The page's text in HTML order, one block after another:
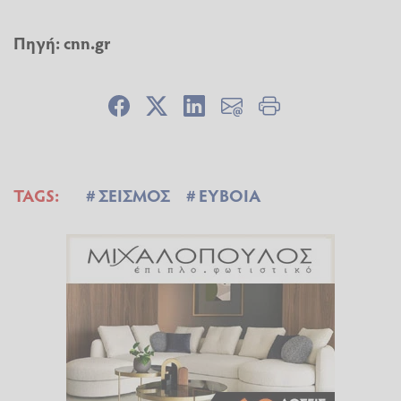
Πηγή: cnn.gr
TAGS: ΣΕΙΣΜΟΣ ΕΥΒΟΙΑ